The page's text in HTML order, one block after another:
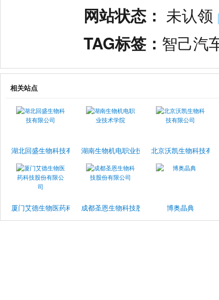
网站状态： 未认领
TAG标签： 智己汽
相关站点
湖北回盛生物科技有限公司湖南生物机电职业技术学院北京沃凯生物科技有
厦门艾德生物医药科技股份有限公司成都圣恩生物科技股份有限公司博奥晶典